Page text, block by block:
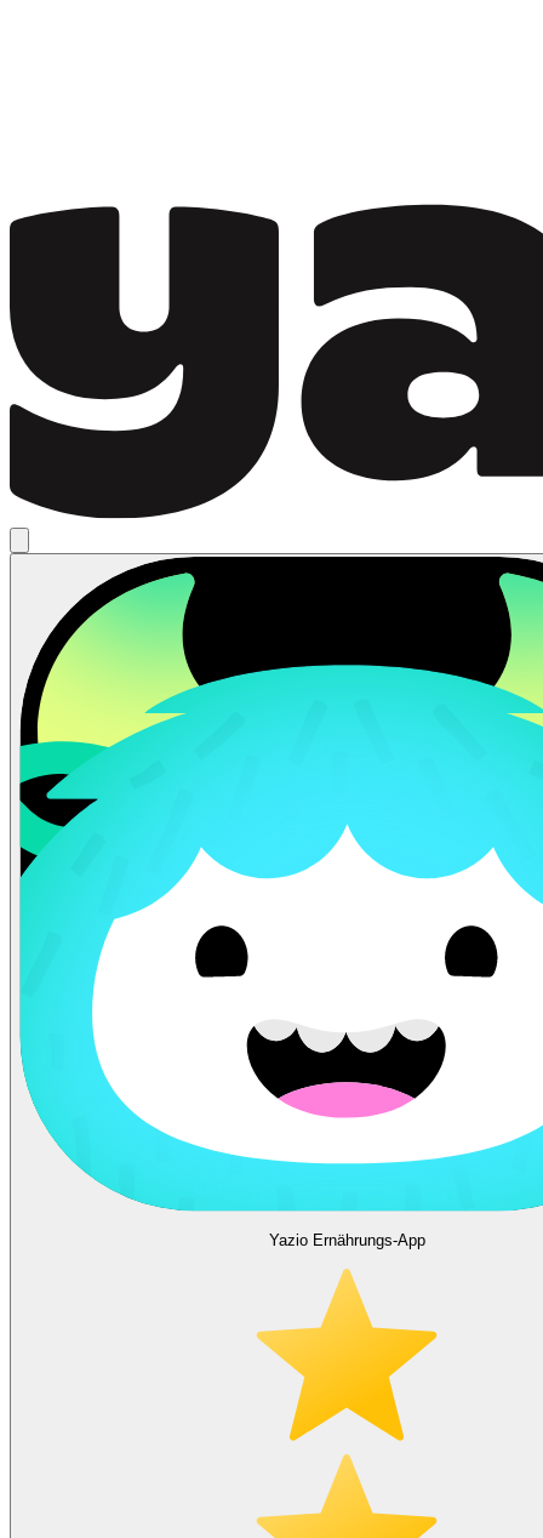
Yazio Ernährungs-App